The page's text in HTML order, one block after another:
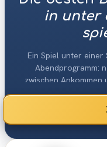
in unter
Ein Spiel unter
Abendprogramm:
zwischen Ankommen
bündelt unsere 30
Spielzeit – genug